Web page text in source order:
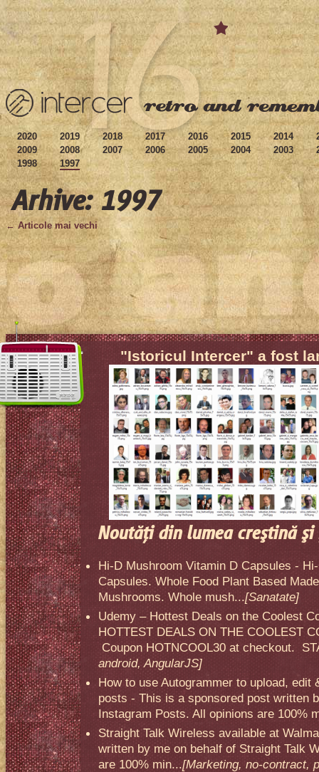
2020 2019 2018 2017 2016 2015 2014
2009
2008 2007 2006 2005 2004 2003
1998
1997
Arhive: 1997
← Articole mai vechi
"Istoricul Intercer" a fost
Noutăţi din lumea creştină
Hi-D Mushroom Vitamin D Capsules -
Capsules. Whole Food Plant Based
Mushrooms. Whole mush...[Sanatate]
Udemy – Hottest Deals on the Coolest
HOTTEST DEALS ON THE COOLEST
Coupon HOTNCOOL30 at checkout.
android, AngularJS]
How to use Autogrammer to upload, edit
posts - This is a sponsored post written
Instagram Posts. All opinions are 100%
Straight Talk Wireless available at
written by me on behalf of Straight Talk
are 100% min...[Marketing, no-contract,